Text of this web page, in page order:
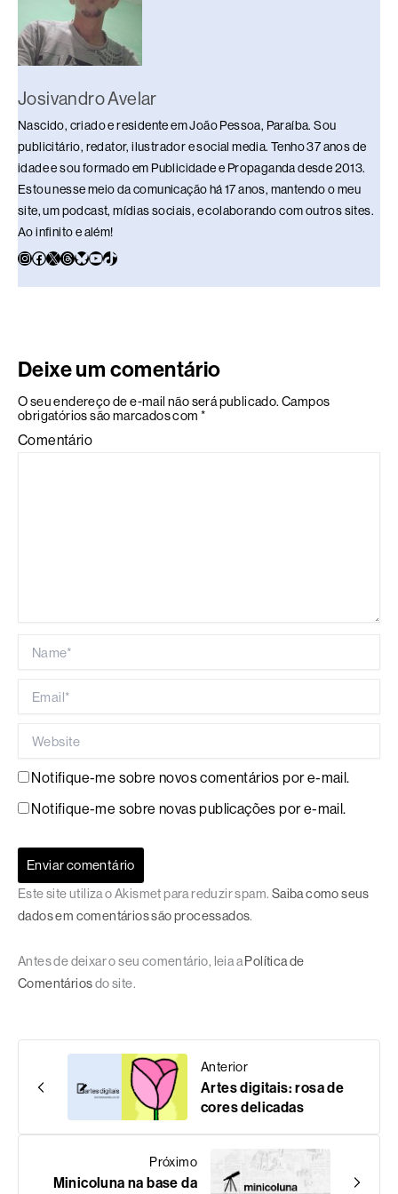
Josivandro Avelar
Nascido, criado e residente em João Pessoa, Paraíba. Sou
publicitário, redator, ilustrador e social media. Tenho 37 anos de
idade e sou formado em Publicidade e Propaganda desde 2013.
Estou nesse meio da comunicação há 17 anos, mantendo o meu
site, um podcast, mídias sociais, e colaborando com outros sites.
Ao infinito e além!
Deixe um comentário
O seu endereço de e-mail não será publicado. Campos
obrigatórios são marcados com *
Comentário
Notifique-me sobre novos comentários por e-mail.
Notifique-me sobre novas publicações por e-mail.
Este site utiliza o Akismet para reduzir spam. Saiba como seus
dados em comentários são processados.
Antes de deixar o seu comentário, leia a Política de
Comentáriosdo site.
Anterior
Artes digitais: rosa de
cores delicadas
Próximo
Minicoluna na base da